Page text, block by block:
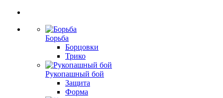
Борьба
Борцовки
Трико
Рукопашный бой
Защита
Форма